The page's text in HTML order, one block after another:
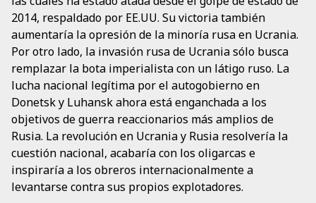
2014, respaldado por EE.UU. Su victoria también
aumentaría la opresión de la minoría rusa en Ucrania.
Por otro lado, la invasión rusa de Ucrania sólo busca
remplazar la bota imperialista con un látigo ruso. La
lucha nacional legítima por el autogobierno en
Donetsk y Luhansk ahora está enganchada a los
objetivos de guerra reaccionarios más amplios de
Rusia. La revolución en Ucrania y Rusia resolvería la
cuestión nacional, acabaría con los oligarcas e
inspiraría a los obreros internacionalmente a
levantarse contra sus propios explotadores.